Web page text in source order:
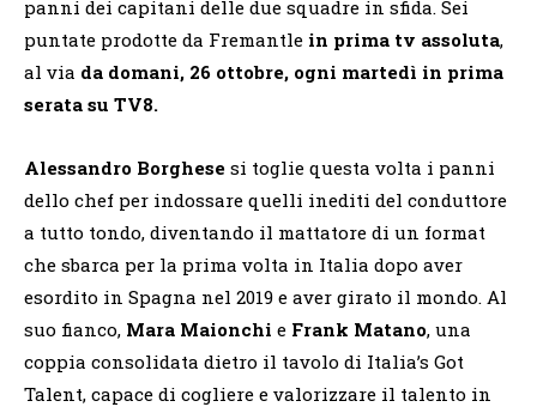
panni dei capitani delle due squadre in sfida. Sei
puntate prodotte da Fremantle in prima tv assoluta,
al via da domani, 26 ottobre, ogni martedì in prima
serata su TV8.
Alessandro Borghese si toglie questa volta i panni
dello chef per indossare quelli inediti del conduttore
a tutto tondo, diventando il mattatore di un format
che sbarca per la prima volta in Italia dopo aver
esordito in Spagna nel 2019 e aver girato il mondo. Al
suo fianco, Mara Maionchi e Frank Matano, una
coppia consolidata dietro il tavolo di Italia’s Got
Talent, capace di cogliere e valorizzare il talento in